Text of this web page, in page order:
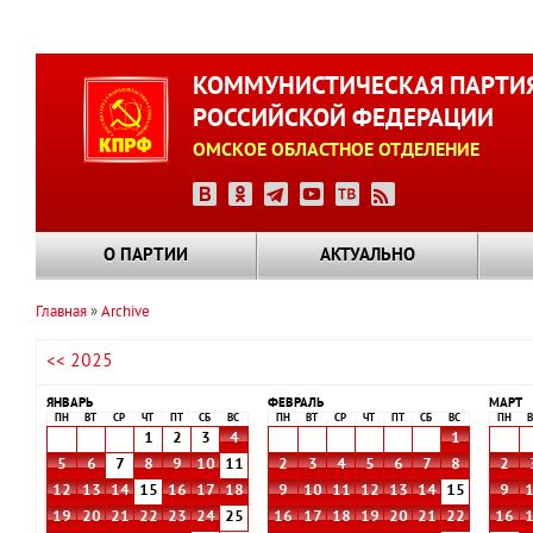
КОММУНИСТИЧЕСКАЯ
РОССИЙСКОЙ ФЕДЕРАЦИИ
ОМСКОЕ ОБЛАСТНОЕ ОТДЕЛЕНИЕ
О ПАРТИИ АКТУАЛЬНО
навигации
Главная Archive
<< 2025
ЯНВАРЬ
ПН ВТ СР ЧТ СБ ВС
1 2 3
4
5
6 7 8 9 10
11
12
13 14 15 16 17
18
19
20 21 22 23 24
25
ФЕВРАЛЬ
ПН ВТ СР ЧТ СБ ВС
1
2
3 4 5 6 7
8
9
10 11 12 13 14
15
16
17 18 19 20 21
22
МАРТ
ПН
2
9
16